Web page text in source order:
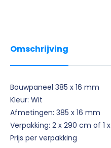
Omschrijving
Bouwpaneel 385 x 16 mm
Kleur: Wit
​Afmetingen: 385 x 16 mm
Verpakking: 2 x 290 cm of 1
Prijs per verpakking